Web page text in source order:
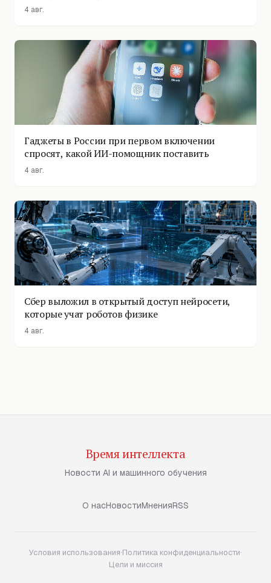
4 авг.
Гаджеты в России при первом включении
спросят, какой ИИ-помощник поставить
4 авг.
Сбер выложил в открытый доступ нейросети,
которые учат роботов физике
4 авг.
Время интеллекта
Новости AI и машинного обучения
О насНовостиМненияRSS
Условия использования·Политика конфиденциальности·
Цели и миссия